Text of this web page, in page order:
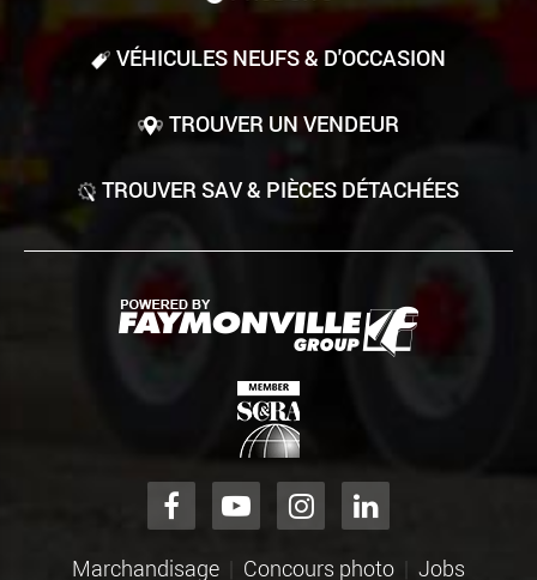
VÉHICULES NEUFS & D'OCCASION
TROUVER UN VENDEUR
TROUVER SAV & PIÈCES DÉTACHÉES
Marchandisage Concours photo Jobs